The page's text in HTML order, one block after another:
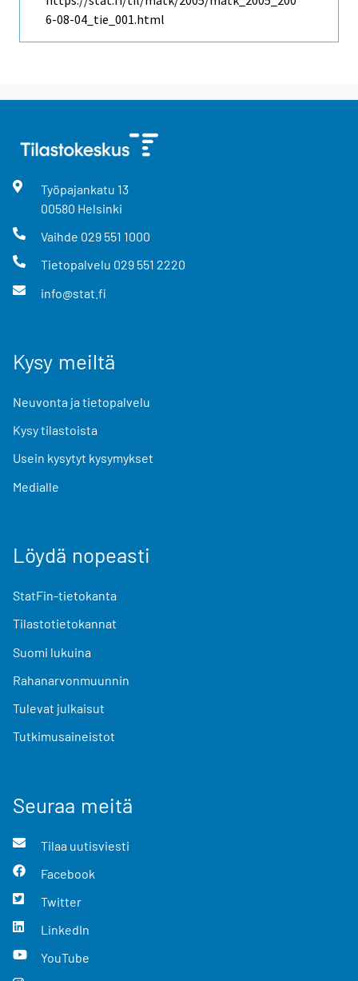
6-08-04_tie_001.html
Työpajankatu 13
00580 Helsinki
Vaihde 029 551 1000
Tietopalvelu 029 551 2220
info@stat.fi
Kysy meiltä
Neuvonta ja tietopalvelu
Kysy tilastoista
Usein kysytyt kysymykset
Medialle
Löydä nopeasti
StatFin-tietokanta
Tilastotietokannat
Suomi lukuina
Rahanarvonmuunnin
Tulevat julkaisut
Tutkimusaineistot
Seuraa meitä
Tilaa uutisviesti
Facebook
Twitter
LinkedIn
YouTube